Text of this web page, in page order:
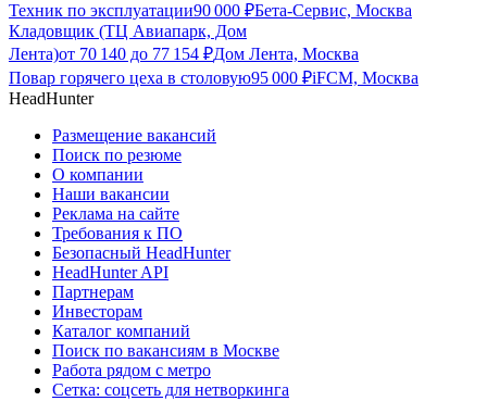
Техник по эксплуатации90 000 ₽Бета-Сервис, Москва
Кладовщик (ТЦ Авиапарк, Дом
Лента)от 70 140 до 77 154 ₽Дом Лента, Москва
Повар горячего цеха в столовую95 000 ₽iFCM, Москва
HeadHunter
Размещение вакансий
Поиск по резюме
О компании
Наши вакансии
Реклама на сайте
Требования к ПО
Безопасный HeadHunter
HeadHunter API
Партнерам
Инвесторам
Каталог компаний
Поиск по вакансиям в Москве
Работа рядом с метро
Сетка: соцсеть для нетворкинга